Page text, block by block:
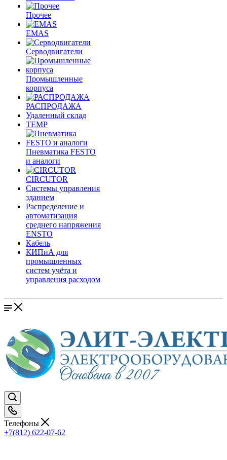
Прочее
EMAS
Cерводвигатели
Промышленные
корпуса
РАСПРОДАЖА
Удаленный склад
TEMP
Пневматика FESTO
и аналоги
CIRCUTOR
Системы управления
зданием
Распределение и
автоматизация
среднего напряжения
ENSTO
Кабель
КИПиА для
промышленных
систем учёта и
управления расходом
Телефоны
+7(812) 622-07-62